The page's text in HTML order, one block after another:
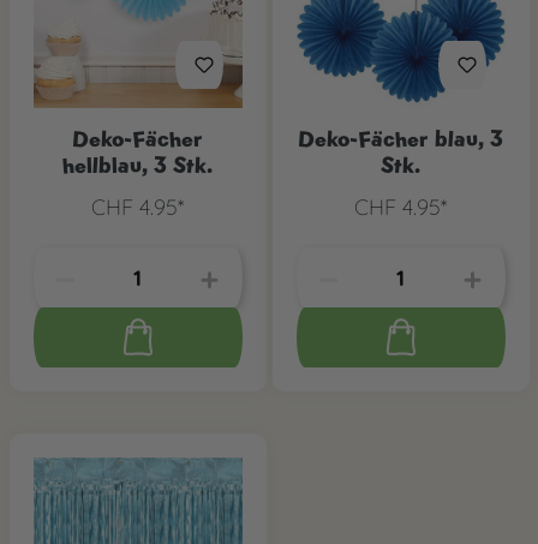
Deko-Fächer
hellblau, 3 Stk.
CHF 4.95*
Deko-Fächer blau, 3
Stk.
CHF 4.95*